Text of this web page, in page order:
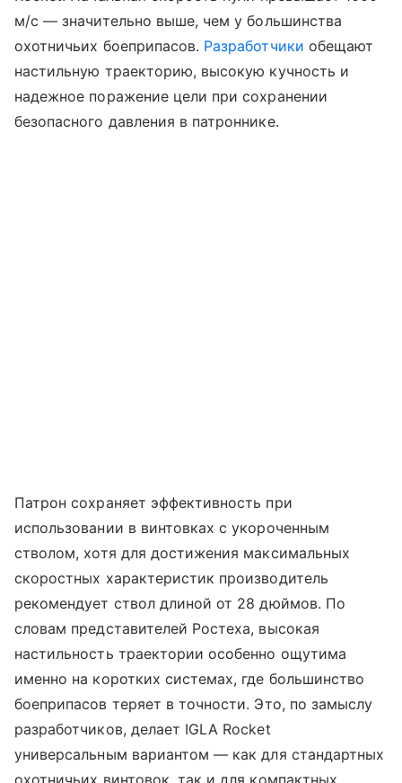
м/с — значительно выше, чем у большинства
охотничьих боеприпасов. Разработчики обещают
настильную траекторию, высокую кучность и
надежное поражение цели при сохранении
безопасного давления в патроннике.
Патрон сохраняет эффективность при
использовании в винтовках с укороченным
стволом, хотя для достижения максимальных
скоростных характеристик производитель
рекомендует ствол длиной от 28 дюймов. По
словам представителей Ростеха, высокая
настильность траектории особенно ощутима
именно на коротких системах, где большинство
боеприпасов теряет в точности. Это, по замыслу
разработчиков, делает IGLA Rocket
универсальным вариантом — как для стандартных
охотничьих винтовок, так и для компактных